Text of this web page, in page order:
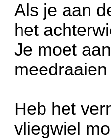
Als je aan
het
Je moet
Heb het
vliegwiel